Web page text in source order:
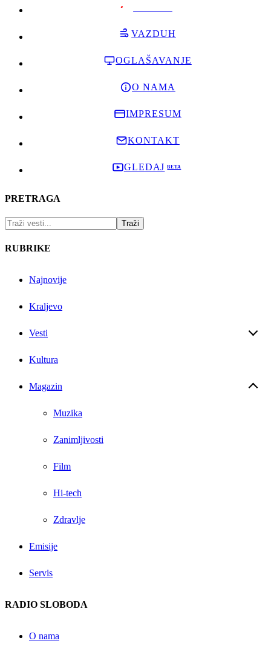
VAZDUH
OGLAŠAVANJE
O NAMA
IMPRESUM
KONTAKT
GLEDAJ
PRETRAGA
RUBRIKE
Najnovije
Kraljevo
Vesti
Kultura
Magazin
Muzika
Zanimljivosti
Film
Hi-tech
Zdravlje
Emisije
Servis
RADIO SLOBODA
O nama